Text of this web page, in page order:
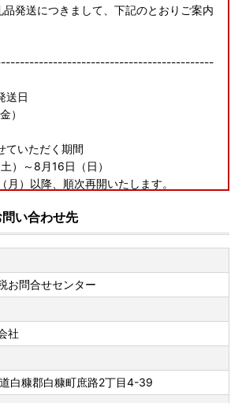
品発送につきまして、下記のとおりご案内
送日
）
ていただく期間
）～8月16日（日）
月）以降、順次再開いたします。
込みは、お盆期間中も通常どおり受け付
ては、収穫状況により、発送を控える期
いただく場合がございます。
受け取りが難しい場合は、お早めに石狩
合せセンターまでご連絡ください。
の発送は控えさせていただきますが、一
ましては8月8日以降も発送する場合がご
い合わせ先
お問合せセンター
社
白糠郡白糠町庶路2丁目4-39